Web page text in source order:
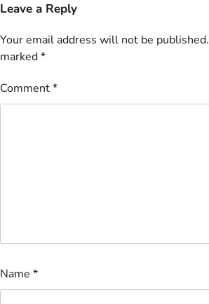
Leave a Reply
Your email address will not be published.
marked*
Comment*
Name *